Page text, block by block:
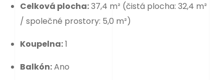
Celková plocha:37,4 m² (čistá plocha: 32,4 m²
/ společné prostory: 5,0 m²)
Koupelna:1
Balkón:Ano